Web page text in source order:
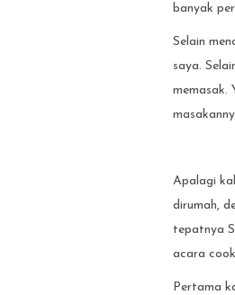
banyak
Selain
saya.
memasak.
Apalagi
dirumah,
tepatnya
acara
Pertama